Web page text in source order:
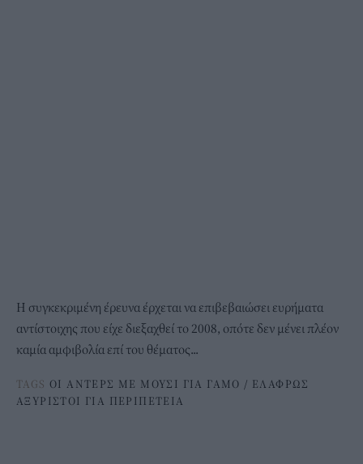
Η συγκεκριμένη έρευνα έρχεται να επιβεβαιώσει ευρήματα
αντίστοιχης που είχε διεξαχθεί το 2008, οπότε δεν μένει πλέον
καμία αμφιβολία επί του θέματος...
TAGS ΟΙ ΑΝΤΕΡΣ ΜΕ ΜΟΥΣΙ ΓΙΑ ΓΑΜΟ / ΕΛΑΦΡΩΣ
ΑΞΥΡΙΣΤΟΙ ΓΙΑ ΠΕΡΙΠΕΤΕΙΑ